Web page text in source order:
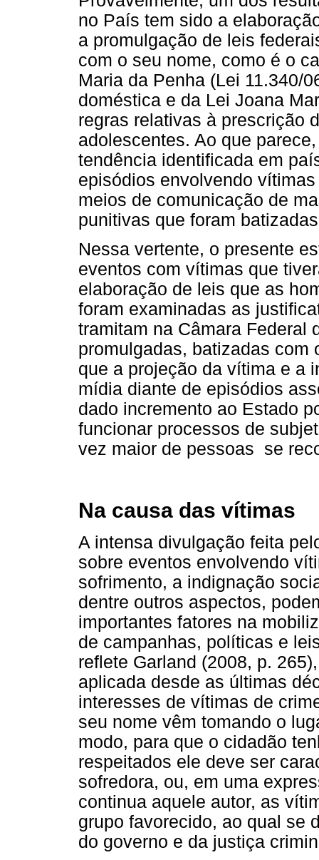
no País tem sido a
a promulgação de leis
com o seu nome, como é o
Maria da Penha (Lei 11.340/
doméstica e da Lei Joana
regras relativas à prescrição
adolescentes. Ao que
tendência identificada em
episódios envolvendo
meios de comunicação de
punitivas que foram
Nessa vertente, o presente
eventos com vítimas que
elaboração de leis que as
foram examinadas as
tramitam na Câmara Federal
promulgadas, batizadas com
que a projeção da vítima e a
mídia diante de episódios
dado incremento ao Estado
funcionar processos de
vez maior de pessoas se
Na causa das vítimas
A intensa divulgação feita
sobre eventos envolvendo
sofrimento, a indignação
dentre outros aspectos,
importantes fatores na
de campanhas, políticas e
reflete Garland (2008, p.
aplicada desde as últimas
interesses de vítimas de
seu nome vêm tomando o
modo, para que o cidadão
respeitados ele deve ser
sofredora, ou, em uma
continua aquele autor, as
grupo favorecido, ao qual se
do governo e da justiça